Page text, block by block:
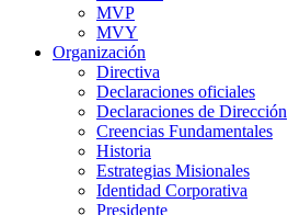
MVP
MVY
Organización
Directiva
Declaraciones oficiales
Declaraciones de Dirección
Creencias Fundamentales
Historia
Estrategias Misionales
Identidad Corporativa
Presidente